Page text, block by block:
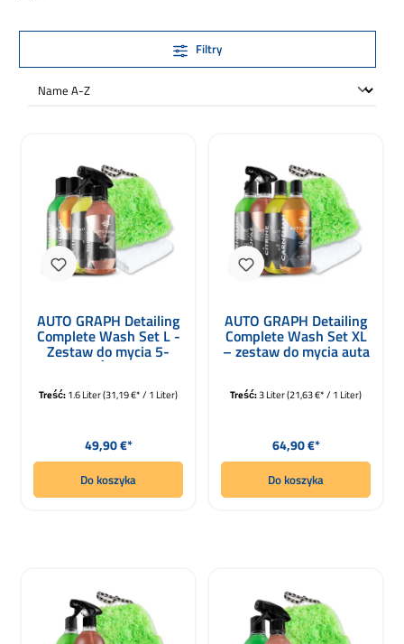
Filtry
AUTO GRAPH Detailing
Complete Wash Set L -
Zestaw do mycia 5-
częściowy
Treść:1.6 Liter(31,19 €* / 1 Liter)
Cena regularna:
49,90 €*
Do koszyka
AUTO GRAPH Detailing
Complete Wash Set XL
– zestaw do mycia auta
Treść:3 Liter(21,63 €* / 1 Liter)
Cena regularna:
64,90 €*
Do koszyka